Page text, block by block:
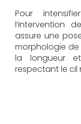
Pour
l’intervention
assure une
morphologie de
la longueur
respectant le cil